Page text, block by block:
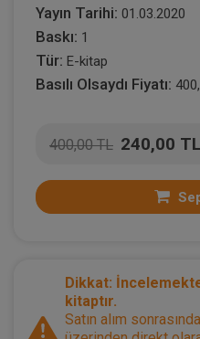
Yayın Tarihi: 01.03.2020
Baskı: 1
Tür: E-kitap
Basılı Olsaydı Fiyatı:
400,00 TL 240,00 TL
Dikkat:
kitaptır.
Satın alım